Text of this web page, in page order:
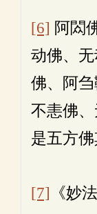
[6] 阿閦
动佛、
佛、阿刍
不恚佛、
是五方佛
[7] 《妙